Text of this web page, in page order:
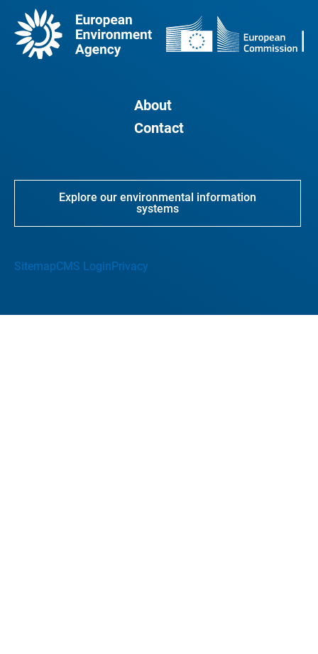
About
Contact
Explore our environmental information
systems
SitemapCMS LoginPrivacy